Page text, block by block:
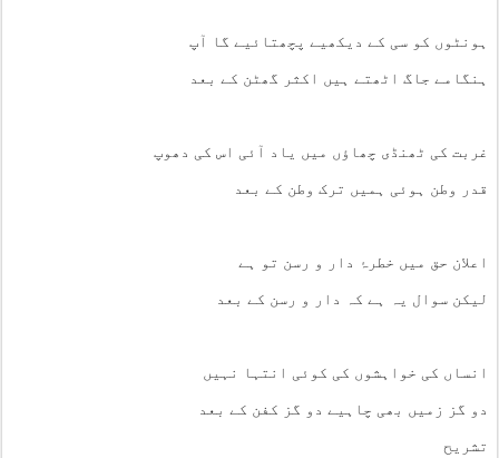
ہونٹوں کو سی کے دیکھیے پچھتائیے گا آپ
ہنگامے جاگ اٹھتے ہیں اکثر گھٹن کے بعد
غربت کی ٹھنڈی چھاؤں میں یاد آئی اس کی دھوپ
قدر وطن ہوئی ہمیں ترک وطن کے بعد
اعلان حق میں خطرۂ دار و رسن تو ہے
لیکن سوال یہ ہے کہ دار و رسن کے بعد
انساں کی خواہشوں کی کوئی انتہا نہیں
دو گز زمیں بھی چاہیے دو گز کفن کے بعد
تشریح